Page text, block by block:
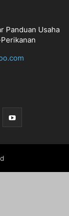
Panduan Usaha